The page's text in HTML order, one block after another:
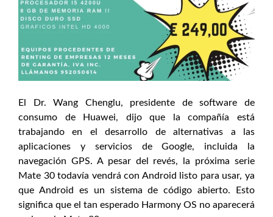
El Dr. Wang Chenglu, presidente de software de
consumo de Huawei, dijo que la compañía está
trabajando en el desarrollo de alternativas a las
aplicaciones y servicios de Google, incluida la
navegación GPS. A pesar del revés, la próxima serie
Mate 30 todavía vendrá con Android listo para usar, ya
que Android es un sistema de código abierto. Esto
significa que el tan esperado Harmony OS no aparecerá